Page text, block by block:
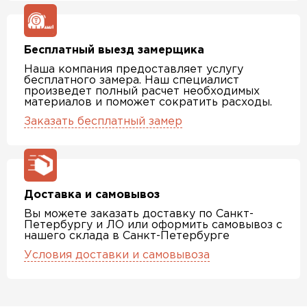
Бесплатный выезд замерщика
Наша компания предоставляет услугу
бесплатного замера. Наш специалист
произведет полный расчет необходимых
материалов и поможет сократить расходы.
Заказать бесплатный замер
Доставка и самовывоз
Вы можете заказать доставку по Санкт-
Петербургу и ЛО или оформить самовывоз с
нашего склада в Санкт-Петербурге
Условия доставки и самовывоза